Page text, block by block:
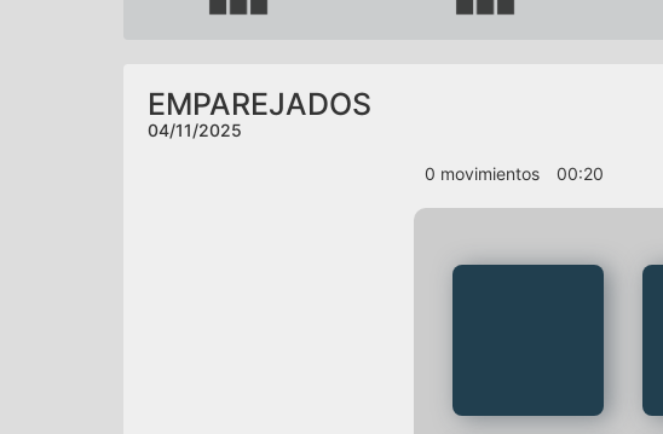
EMPAREJADOS
04/11/2025
0 movimientos 00:21